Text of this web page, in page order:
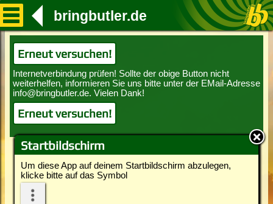
Startbildschirm
Um diese App auf deinem Startbildschirm abzulegen,
klicke bitte auf das Symbol
bringbutler.de
Erneut versuchen!
Erneut versuchen!